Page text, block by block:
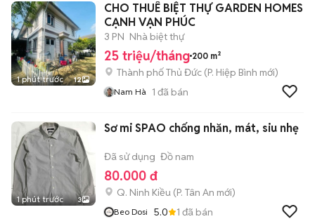
1 phút trước 12
CHO THUÊ BIỆT THỰ GARDEN HOMES
CẠNH VẠN PHÚC
3 PN Nhà biệt thự
25 triệu/tháng 200 m²
Thành phố Thủ Đức (P. Hiệp Bình mới)
Nam Hà 1 đã bán
1 phút trước 3
Sơ mi SPAO chống nhăn, mát, siu nhẹ
Đã sử dụng Đồ nam
80.000 đ
Q. Ninh Kiều (P. Tân An mới)
Beo Dosi 5.0 1 đã bán